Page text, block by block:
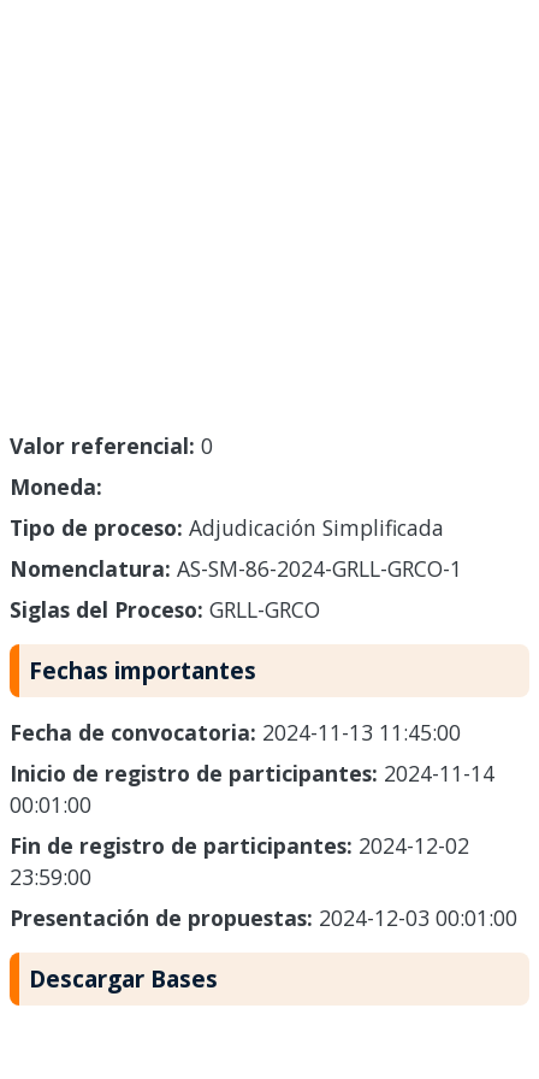
Valor referencial: 0
Moneda:
Tipo de proceso: Adjudicación Simplificada
Nomenclatura: AS-SM-86-2024-GRLL-GRCO-1
Siglas del Proceso: GRLL-GRCO
Fechas importantes
Fecha de convocatoria: 2024-11-13 11:45:00
Inicio de registro de participantes: 2024-11-14
00:01:00
Fin de registro de participantes: 2024-12-02
23:59:00
Presentación de propuestas: 2024-12-03 00:01:00
Descargar Bases